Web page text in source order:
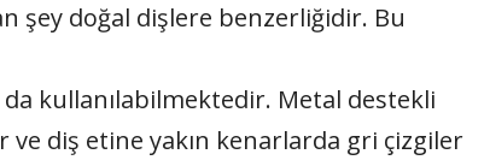
şey doğal dişlere benzerliğidir. Bu
kullanılabilmektedir. Metal destekli
diş etine yakın kenarlarda gri çizgiler